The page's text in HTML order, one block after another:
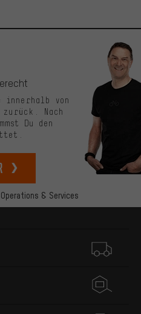
& Services
innerhalb von
zurück. Nach
Du den